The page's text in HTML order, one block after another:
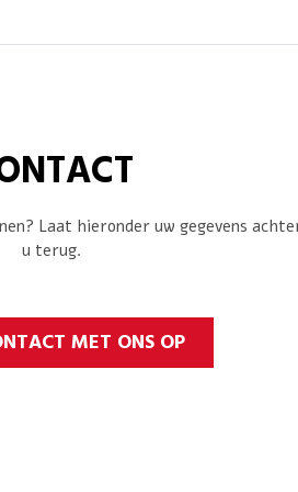
Laat hieronder uw gegevens
u terug.
MET ONS OP